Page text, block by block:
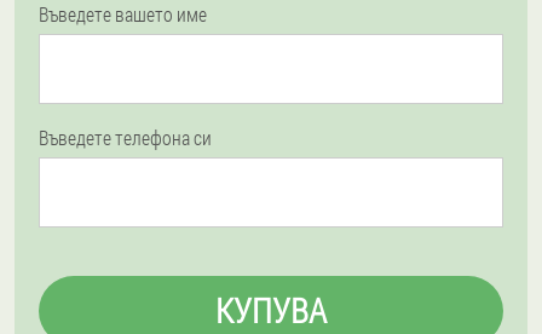
Въведете вашето име
Въведете телефона си
КУПУВА